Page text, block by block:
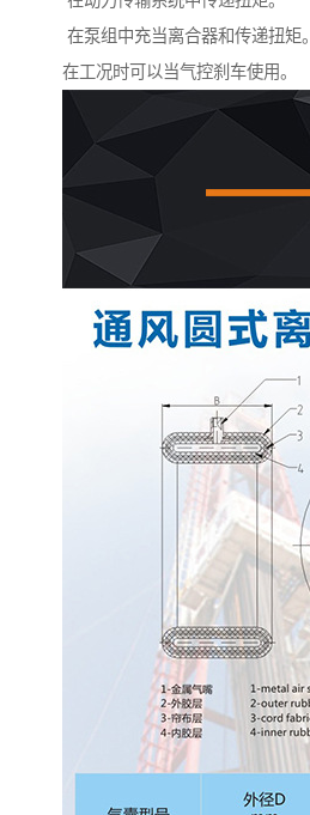
在泵组中充当离合器和传递扭矩。
在工况时可以当气控刹车使用。